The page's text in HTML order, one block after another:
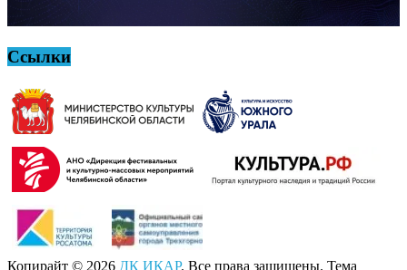
Ссылки
Копирайт © 2026 ДК ИКАР. Все права защищены. Тема